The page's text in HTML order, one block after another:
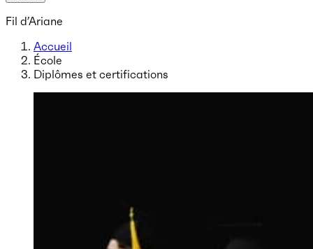
Fil d’Ariane
Accueil
École
Diplômes et certifications